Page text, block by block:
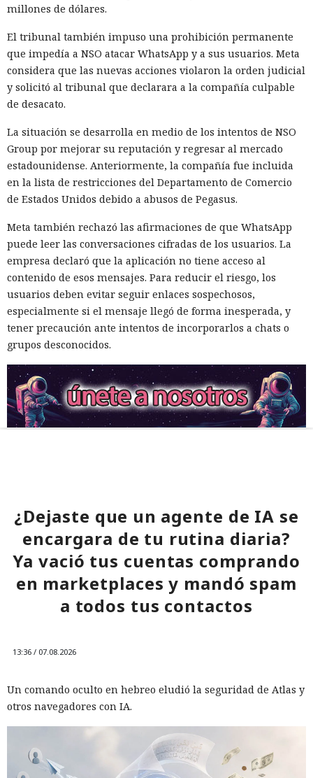
millones de dólares.
El tribunal también impuso una prohibición permanente
que impedía a NSO atacar WhatsApp y a sus usuarios. Meta
considera que las nuevas acciones violaron la orden judicial
y solicitó al tribunal que declarara a la compañía culpable
de desacato.
La situación se desarrolla en medio de los intentos de NSO
Group por mejorar su reputación y regresar al mercado
estadounidense. Anteriormente, la compañía fue incluida
en la lista de restricciones del Departamento de Comercio
de Estados Unidos debido a abusos de Pegasus.
Meta también rechazó las afirmaciones de que WhatsApp
puede leer las conversaciones cifradas de los usuarios. La
empresa declaró que la aplicación no tiene acceso al
contenido de esos mensajes. Para reducir el riesgo, los
usuarios deben evitar seguir enlaces sospechosos,
especialmente si el mensaje llegó de forma inesperada, y
tener precaución ante intentos de incorporarlos a chats o
grupos desconocidos.
¿Dejaste que un agente de IA se
encargara de tu rutina diaria?
Ya vació tus cuentas comprando
en marketplaces y mandó spam
a todos tus contactos
13:36 / 07.08.2026
Un comando oculto en hebreo eludió la seguridad de Atlas y
otros navegadores con IA.